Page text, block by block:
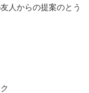
人からの提案のとう